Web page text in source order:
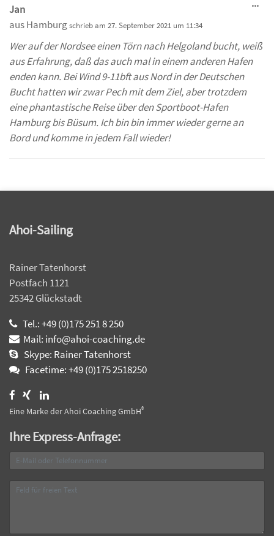
Jan
ausHamburgschrieb am 27. September 2021 um 11:34
Wer auf der Nordsee einen Törn nach Helgoland bucht, weiß
aus Erfahrung, daß das auch mal in einem anderen Hafen
enden kann. Bei Wind 9-11bft aus Nord in der Deutschen
Bucht hatten wir zwar Pech mit dem Ziel, aber trotzdem
eine phantastische Reise über den Sportboot-Hafen
Hamburg bis Büsum. Ich bin bin immer wieder gerne an
Bord und komme in jedem Fall wieder!
...
Ahoi-Sailing
Rainer Tatenhorst
Postfach 1121
25342 Glückstadt
Tel.: +49 (0)175 251 8 250
Mail: info@ahoi-coaching.de
Skype: Rainer Tatenhorst
Facetime: +49 (0)175 2518250
Eine Marke der Ahoi Coaching GmbH®
Ihre Express-Anfrage: